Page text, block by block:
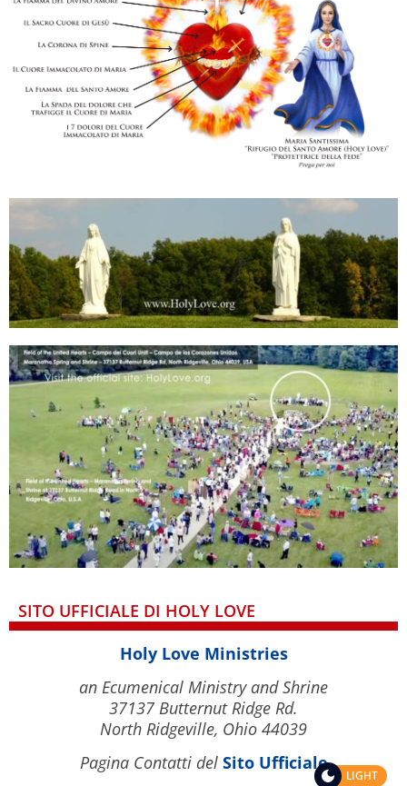
SITO UFFICIALE DI HOLY LOVE
Holy Love Ministries
an Ecumenical Ministry and Shrine
37137 Butternut Ridge Rd.
North Ridgeville, Ohio 44039
Pagina Contatti del Sito Ufficiale
LIGHT